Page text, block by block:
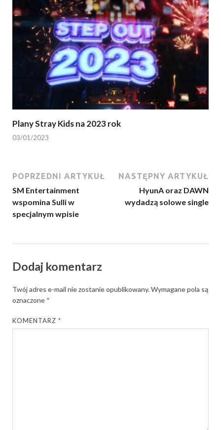
Plany Stray Kids na 2023 rok
03/01/2023
POPRZEDNI ARTYKUŁ
SM Entertainment
wspomina Sulli w
specjalnym wpisie
NASTĘPNY ARTYKUŁ
HyunA oraz DAWN
wydadzą solowe single
Dodaj komentarz
Twój adres e-mail nie zostanie opublikowany.Wymagane pola są
oznaczone *
KOMENTARZ*